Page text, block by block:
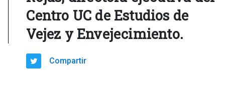
Centro UC de Estudios de
Vejez y Envejecimiento.
Compartir